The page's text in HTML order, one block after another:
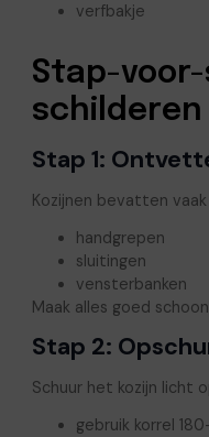
verfbakje
Stap-
schilderen
Stap 1:
Kozijnen bevatten
handgrepen
sluitingen
vensterbanken
Maak alles goed
Stap 2:
Schuur het kozijn licht
gebruik korrel